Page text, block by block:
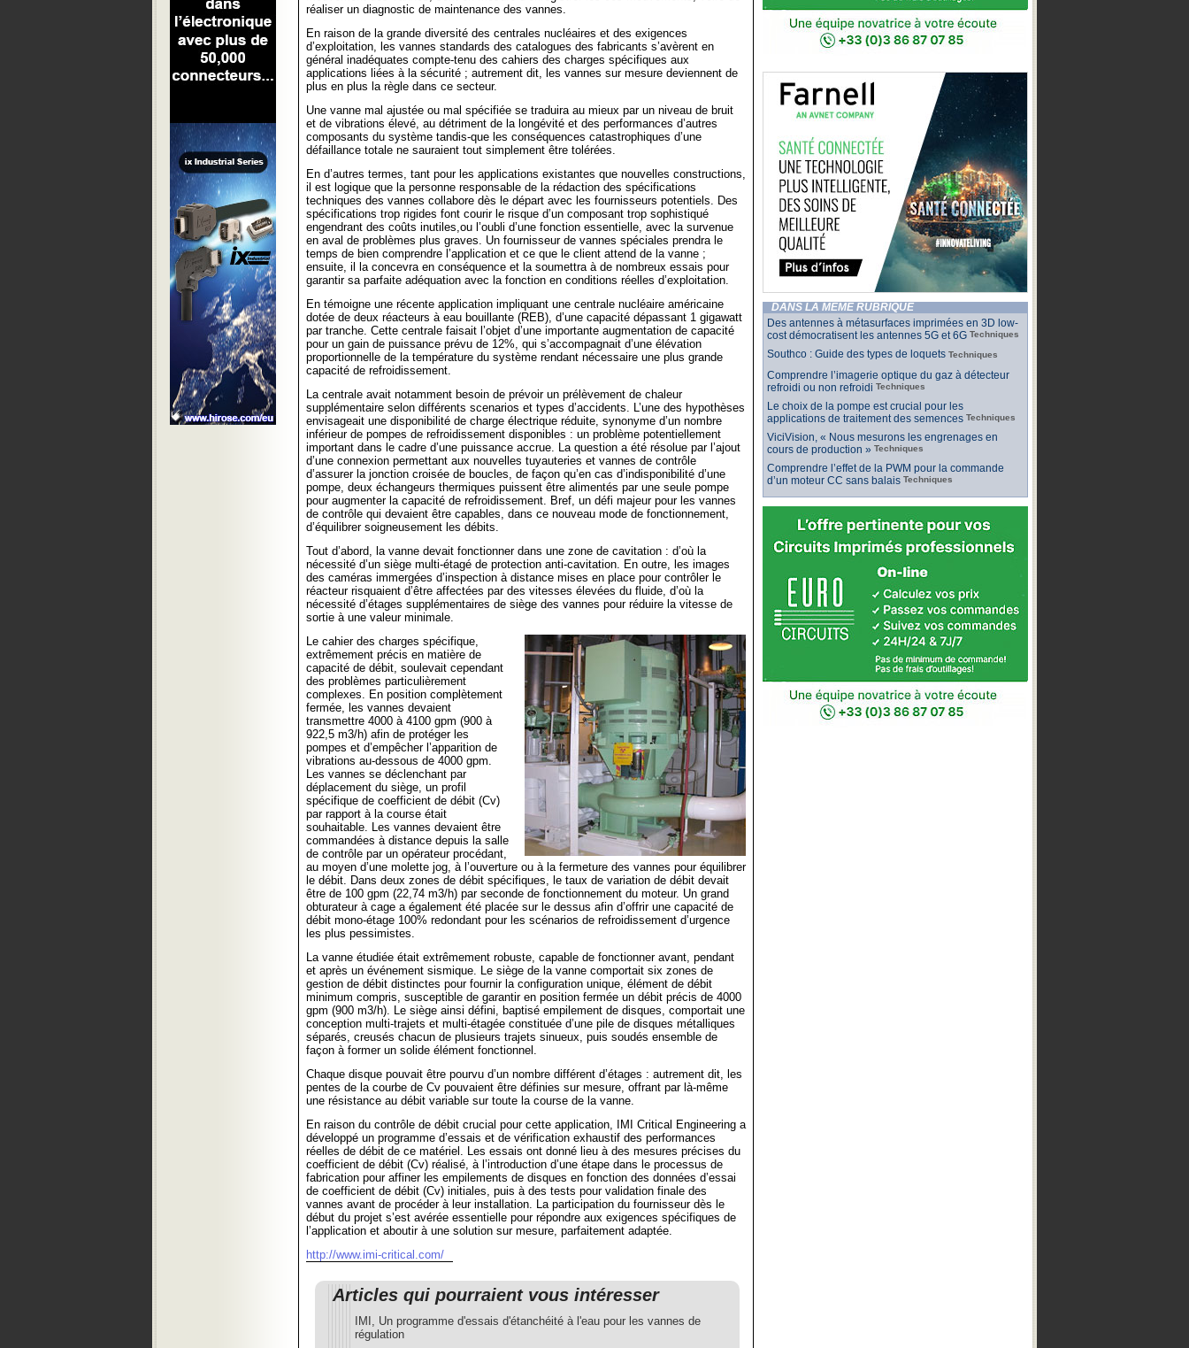
réaliser un diagnostic de maintenance des vannes.
En raison de la grande diversité des centrales nucléaires et des exigences
d’exploitation, les vannes standards des catalogues des fabricants s’avèrent en
général inadéquates compte-tenu des cahiers des charges spécifiques aux
applications liées à la sécurité ; autrement dit, les vannes sur mesure deviennent de
plus en plus la règle dans ce secteur.
Une vanne mal ajustée ou mal spécifiée se traduira au mieux par un niveau de bruit
et de vibrations élevé, au détriment de la longévité et des performances d’autres
composants du système tandis-que les conséquences catastrophiques d’une
défaillance totale ne sauraient tout simplement être tolérées.
En d’autres termes, tant pour les applications existantes que nouvelles constructions,
il est logique que la personne responsable de la rédaction des spécifications
techniques des vannes collabore dès le départ avec les fournisseurs potentiels. Des
spécifications trop rigides font courir le risque d’un composant trop sophistiqué
engendrant des coûts inutiles,ou l’oubli d’une fonction essentielle, avec la survenue
en aval de problèmes plus graves. Un fournisseur de vannes spéciales prendra le
temps de bien comprendre l’application et ce que le client attend de la vanne ;
ensuite, il la concevra en conséquence et la soumettra à de nombreux essais pour
garantir sa parfaite adéquation avec la fonction en conditions réelles d’exploitation.
En témoigne une récente application impliquant une centrale nucléaire américaine
dotée de deux réacteurs à eau bouillante (REB), d’une capacité dépassant 1 gigawatt
par tranche. Cette centrale faisait l’objet d’une importante augmentation de capacité
pour un gain de puissance prévu de 12%, qui s’accompagnait d’une élévation
proportionnelle de la température du système rendant nécessaire une plus grande
capacité de refroidissement.
La centrale avait notamment besoin de prévoir un prélèvement de chaleur
supplémentaire selon différents scenarios et types d’accidents. L’une des hypothèses
envisageait une disponibilité de charge électrique réduite, synonyme d’un nombre
inférieur de pompes de refroidissement disponibles : un problème potentiellement
important dans le cadre d’une puissance accrue. La question a été résolue par l’ajout
d’une connexion permettant aux nouvelles tuyauteries et vannes de contrôle
d’assurer la jonction croisée de boucles, de façon qu’en cas d’indisponibilité d’une
pompe, deux échangeurs thermiques puissent être alimentés par une seule pompe
pour augmenter la capacité de refroidissement. Bref, un défi majeur pour les vannes
de contrôle qui devaient être capables, dans ce nouveau mode de fonctionnement,
d’équilibrer soigneusement les débits.
Tout d’abord, la vanne devait fonctionner dans une zone de cavitation : d’où la
nécessité d’un siège multi-étagé de protection anti-cavitation. En outre, les images
des caméras immergées d’inspection à distance mises en place pour contrôler le
réacteur risquaient d’être affectées par des vitesses élevées du fluide, d’où la
nécessité d’étages supplémentaires de siège des vannes pour réduire la vitesse de
sortie à une valeur minimale.
Le cahier des charges spécifique,
extrêmement précis en matière de
capacité de débit, soulevait cependant
des problèmes particulièrement
complexes. En position complètement
fermée, les vannes devaient
transmettre 4000 à 4100 gpm (900 à
922,5 m3/h) afin de protéger les
pompes et d’empêcher l’apparition de
vibrations au-dessous de 4000 gpm.
Les vannes se déclenchant par
déplacement du siège, un profil
spécifique de coefficient de débit (Cv)
par rapport à la course était
souhaitable. Les vannes devaient être
commandées à distance depuis la salle
de contrôle par un opérateur procédant,
au moyen d’une molette jog, à l’ouverture ou à la fermeture des vannes pour équilibrer
le débit. Dans deux zones de débit spécifiques, le taux de variation de débit devait
être de 100 gpm (22,74 m3/h) par seconde de fonctionnement du moteur. Un grand
obturateur à cage a également été placée sur le dessus afin d’offrir une capacité de
débit mono-étage 100% redondant pour les scénarios de refroidissement d’urgence
les plus pessimistes.
La vanne étudiée était extrêmement robuste, capable de fonctionner avant, pendant
et après un événement sismique. Le siège de la vanne comportait six zones de
gestion de débit distinctes pour fournir la configuration unique, élément de débit
minimum compris, susceptible de garantir en position fermée un débit précis de 4000
gpm (900 m3/h). Le siège ainsi défini, baptisé empilement de disques, comportait une
conception multi-trajets et multi-étagée constituée d’une pile de disques métalliques
séparés, creusés chacun de plusieurs trajets sinueux, puis soudés ensemble de
façon à former un solide élément fonctionnel.
Chaque disque pouvait être pourvu d’un nombre différent d’étages : autrement dit, les
pentes de la courbe de Cv pouvaient être définies sur mesure, offrant par là-même
une résistance au débit variable sur toute la course de la vanne.
En raison du contrôle de débit crucial pour cette application, IMI Critical Engineering a
développé un programme d’essais et de vérification exhaustif des performances
réelles de débit de ce matériel. Les essais ont donné lieu à des mesures précises du
coefficient de débit (Cv) réalisé, à l’introduction d’une étape dans le processus de
fabrication pour affiner les empilements de disques en fonction des données d’essai
de coefficient de débit (Cv) initiales, puis à des tests pour validation finale des
vannes avant de procéder à leur installation. La participation du fournisseur dès le
début du projet s’est avérée essentielle pour répondre aux exigences spécifiques de
l’application et aboutir à une solution sur mesure, parfaitement adaptée.
http://www.imi-critical.com/
Articles qui pourraient vous intéresser
IMI, Un programme d'essais d'étanchéité à l'eau pour les vannes de
régulation
DANS LA MÊME RUBRIQUE
Des antennes à métasurfaces imprimées en 3D low-
cost démocratisent les antennes 5G et 6G Techniques
Southco : Guide des types de loquets Techniques
Comprendre l’imagerie optique du gaz à détecteur
refroidi ou non refroidi Techniques
Le choix de la pompe est crucial pour les
applications de traitement des semences Techniques
ViciVision, « Nous mesurons les engrenages en
cours de production » Techniques
Comprendre l’effet de la PWM pour la commande
d’un moteur CC sans balais Techniques